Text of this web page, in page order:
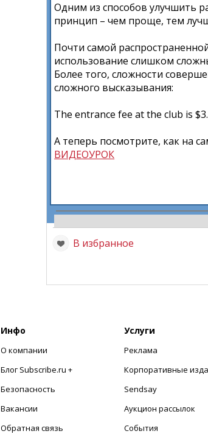
Одним из способов улучшить
принцип – чем проще, тем
Почти самой
использование слишком
Более того, сложности
сложного высказывания:
The entrance fee at the club is
А теперь посмотрите, как на
ВИДЕОУРОК
В избранное
Инфо
О компании
Блог Subscribe.ru +
Безопасность
Вакансии
Обратная связь
Услуги
Реклама
Корпоративные
Sendsay
Аукцион рассылок
События